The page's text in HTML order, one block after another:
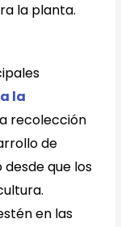
la planta.
la
recolección
de
que los
en las